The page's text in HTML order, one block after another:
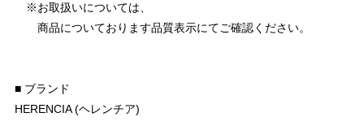
※お取扱いについては、
商品についております品質表示にてご確認ください。
■ ブランド
HERENCIA (ヘレンチア)